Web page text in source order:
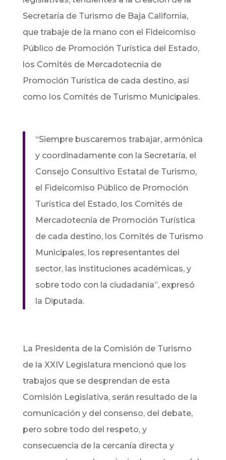
Secretaría de Turismo de Baja California,
que trabaje de la mano con el Fideicomiso
Público de Promoción Turística del Estado,
los Comités de Mercadotecnia de
Promoción Turística de cada destino, así
como los Comités de Turismo Municipales.
“Siempre buscaremos trabajar, armónica
y coordinadamente con la Secretaría, el
Consejo Consultivo Estatal de Turismo,
el Fideicomiso Público de Promoción
Turística del Estado, los Comités de
Mercadotecnia de Promoción Turística
de cada destino, los Comités de Turismo
Municipales, los representantes del
sector, las instituciones académicas, y
sobre todo con la ciudadanía”, expresó
la Diputada.
La Presidenta de la Comisión de Turismo
de la XXIV Legislatura mencionó que los
trabajos que se desprendan de esta
Comisión Legislativa, serán resultado de la
comunicación y del consenso, del debate,
pero sobre todo del respeto, y
consecuencia de la cercanía directa y